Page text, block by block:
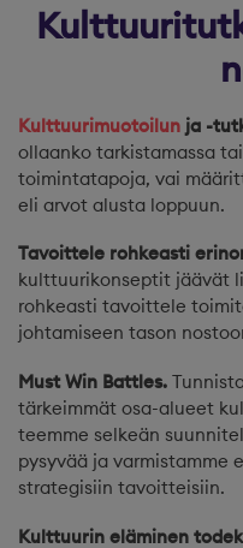
Kulttuurimuotoilun ja -
ollaanko tarkistamassa
toimintatapoja, vai
eli arvot alusta loppuun.
Tavoittele rohkeasti
kulttuurikonseptit jäävät
rohkeasti tavoittele
johtamiseen tason
Must Win Battles.
tärkeimmät osa-alueet
teemme selkeän
pysyvää ja varmistamme
strategisiin tavoitteisiin.
Kulttuurin eläminen